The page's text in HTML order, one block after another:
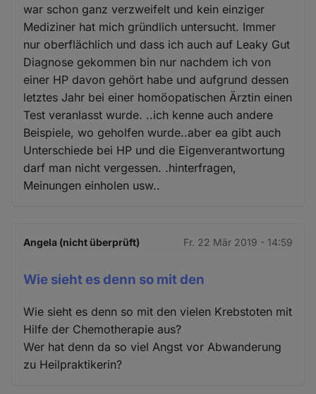
war schon ganz verzweifelt und kein einziger
Mediziner hat mich gründlich untersucht. Immer
nur oberflächlich und dass ich auch auf Leaky Gut
Diagnose gekommen bin nur nachdem ich von
einer HP davon gehört habe und aufgrund dessen
letztes Jahr bei einer homöopatischen Ärztin einen
Test veranlasst wurde. ..ich kenne auch andere
Beispiele, wo geholfen wurde..aber ea gibt auch
Unterschiede bei HP und die Eigenverantwortung
darf man nicht vergessen. .hinterfragen,
Meinungen einholen usw..
Angela (nicht überprüft) Fr. 22 Mär 2019 - 14:59
Wie sieht es denn so mit den
Wie sieht es denn so mit den vielen Krebstoten mit
Hilfe der Chemotherapie aus?
Wer hat denn da so viel Angst vor Abwanderung
zu Heilpraktikerin?